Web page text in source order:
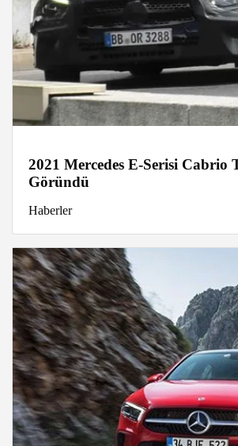
2021 Mercedes E-Serisi Cabrio
Göründü
Haberler